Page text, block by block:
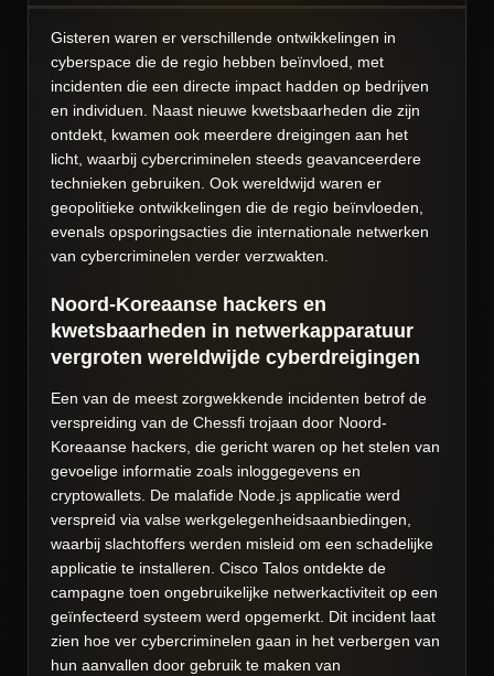
Gisteren waren er verschillende ontwikkelingen in
cyberspace die de regio hebben beïnvloed, met
incidenten die een directe impact hadden op bedrijven
en individuen. Naast nieuwe kwetsbaarheden die zijn
ontdekt, kwamen ook meerdere dreigingen aan het
licht, waarbij cybercriminelen steeds geavanceerdere
technieken gebruiken. Ook wereldwijd waren er
geopolitieke ontwikkelingen die de regio beïnvloeden,
evenals opsporingsacties die internationale netwerken
van cybercriminelen verder verzwakten.
Noord-Koreaanse hackers en
kwetsbaarheden in netwerkapparatuur
vergroten wereldwijde cyberdreigingen
Een van de meest zorgwekkende incidenten betrof de
verspreiding van de Chessfi trojaan door Noord-
Koreaanse hackers, die gericht waren op het stelen van
gevoelige informatie zoals inloggegevens en
cryptowallets. De malafide Node.js applicatie werd
verspreid via valse werkgelegenheidsaanbiedingen,
waarbij slachtoffers werden misleid om een schadelijke
applicatie te installeren. Cisco Talos ontdekte de
campagne toen ongebruikelijke netwerkactiviteit op een
geïnfecteerd systeem werd opgemerkt. Dit incident laat
zien hoe ver cybercriminelen gaan in het verbergen van
hun aanvallen door gebruik te maken van